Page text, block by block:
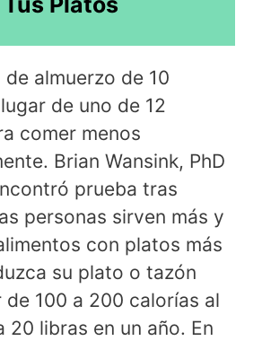
almuerzo de 10
de uno de 12
comer menos
Brian Wansink, PhD
prueba tras
personas sirven más y
con platos más
su plato o tazón
de 100 a 200 calorías al
20 libras en un año. En